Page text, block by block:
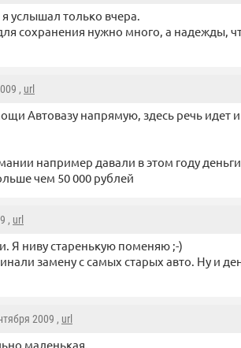
услышал только вчера.
сохранения нужно много, а надежды,
, url
Автовазу напрямую, здесь речь идет
например давали в этом году
чем 50 000 рублей
, url
Я ниву старенькую поменяю ;-)
замену с самых старых авто. Ну и
2009 , url
маленькая.